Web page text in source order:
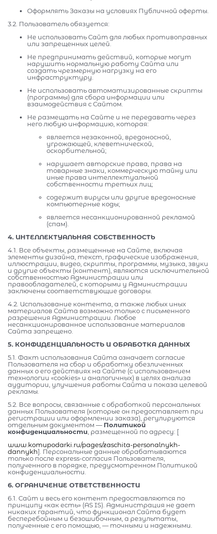
Оформлять Заказы на условиях Публичной оферты.
3.2. Пользователь обязуется:
Не использовать Сайт для любых противоправных
или запрещенных целей.
Не предпринимать действий, которые могут
нарушить нормальную работу Сайта или
создать чрезмерную нагрузку на его
инфраструктуру.
Не использовать автоматизированные скрипты
(программы) для сбора информации или
взаимодействия с Сайтом.
Не размещать на Сайте и не передавать через
него любую информацию, которая:
является незаконной, вредоносной,
угрожающей, клеветнической,
оскорбительной;
нарушает авторские права, права на
товарные знаки, коммерческую тайну или
иные права интеллектуальной
собственности третьих лиц;
содержит вирусы или другие вредоносные
компьютерные коды;
является несанкционированной рекламой
(спам).
4. ИНТЕЛЛЕКТУАЛЬНАЯ СОБСТВЕННОСТЬ
4.1. Все объекты, размещенные на Сайте, включая
элементы дизайна, текст, графические изображения,
иллюстрации, видео, скрипты, программы, музыка, звуки
и другие объекты (контент), являются исключительной
собственностью Администрации или
правообладателей, с которыми у Администрации
заключены соответствующие договоры.
4.2. Использование контента, а также любых иных
материалов Сайта возможно только с письменного
разрешения Администрации. Любое
несанкционированное использование материалов
Сайта запрещено.
5. КОНФИДЕНЦИАЛЬНОСТЬ И ОБРАБОТКА ДАННЫХ
5.1. Факт использования Сайта означает согласие
Пользователя на сбор и обработку обезличенных
данных о его действиях на Сайте (с использованием
технологии «cookies» и аналогичных) в целях анализа
аудитории, улучшения работы Сайта и показа целевой
рекламы.
5.2. Все вопросы, связанные с обработкой персональных
данных Пользователя (которые он предоставляет при
регистрации или оформлении заказа), регулируются
отдельным документом — Политикой
конфиденциальности, размещенной по адресу: [
www.komupodarki.ru/pages/zaschita-personalnykh-
dannykh]. Персональные данные обрабатываются
только после express-согласия Пользователя,
полученного в порядке, предусмотренном Политикой
конфиденциальности.
6. ОГРАНИЧЕНИЕ ОТВЕТСТВЕННОСТИ
6.1. Сайт и весь его контент предоставляются по
принципу «как есть» (AS IS). Администрация не дает
никаких гарантий, что функционал Сайта будет
бесперебойным и безошибочным, а результаты,
полученные с его помощью, — точными и надежными.